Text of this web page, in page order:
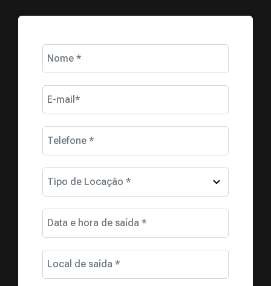
Nome *
E-mail*
Telefone *
Tipo de Locação *
Data e hora de saída *
Local de saída *